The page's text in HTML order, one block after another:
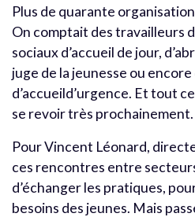
Plus de quarante
On comptait des travailleurs
sociaux d’accueil de jour,
juge de la jeunesse ou
d’accueild’urgence. Et tout
se revoir très prochainement.
Pour Vincent Léonard,
ces rencontres entre
d’échanger les pratiques,
besoins des jeunes. Mais